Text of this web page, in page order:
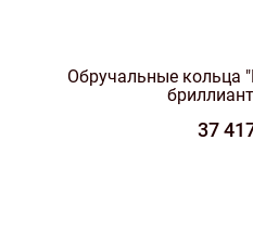
Обручальные кольца
37